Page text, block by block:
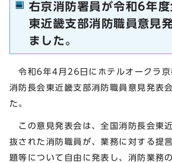
右京消防署員が令和6年
東近畿支部消防職員意見
ました。
令和6年4月26日にホテルオークラ京
消防長会東近畿支部消防職員意見発表
た。
この意見発表会は、全国消防長会東
抜された消防職員が、業務に対する提
題等について自由に発表し、消防業務